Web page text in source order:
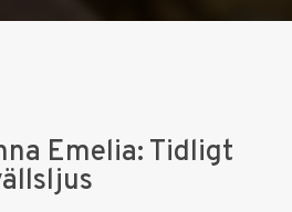
Emelia: Tidligt